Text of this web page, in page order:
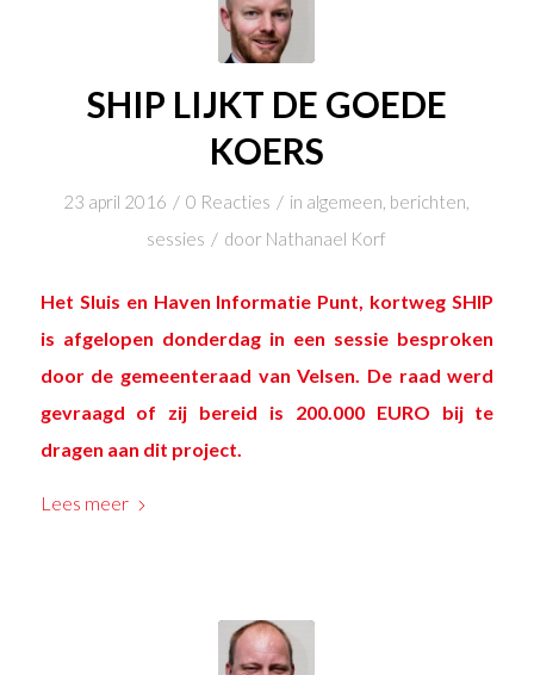
SHIP LIJKT DE GOEDE
KOERS
23 april 2016 / 0 Reacties / in algemeen berichten
sessies / door Nathanael Korf
Het Sluis en Haven Informatie Punt, kortweg SHIP
is afgelopen donderdag in een sessie besproken
door de gemeenteraad van Velsen. De raad werd
gevraagd of zij bereid is 200.000 EURO bij te
dragen aan dit project.
Lees meer